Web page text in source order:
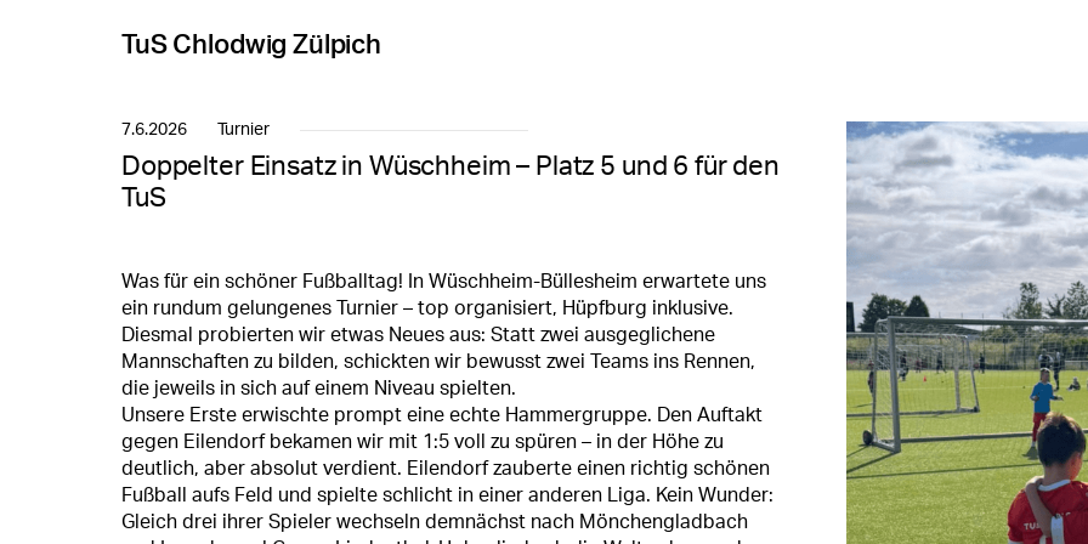
TuS Chlodwig Zülpich
7.6.2026 Turnier
Doppelter Einsatz in Wüschheim – Platz 5 und 6 für den
TuS
Was für ein schöner Fußballtag! In Wüschheim-Büllesheim erwartete uns
ein rundum gelungenes Turnier – top organisiert, Hüpfburg inklusive.
Diesmal probierten wir etwas Neues aus: Statt zwei ausgeglichene
Mannschaften zu bilden, schickten wir bewusst zwei Teams ins Rennen,
die jeweils in sich auf einem Niveau spielten.
Unsere Erste erwischte prompt eine echte Hammergruppe. Den Auftakt
gegen Eilendorf bekamen wir mit 1:5 voll zu spüren – in der Höhe zu
deutlich, aber absolut verdient. Eilendorf zauberte einen richtig schönen
Fußball aufs Feld und spielte schlicht in einer anderen Liga. Kein Wunder:
Gleich drei ihrer Spieler wechseln demnächst nach Mönchengladbach